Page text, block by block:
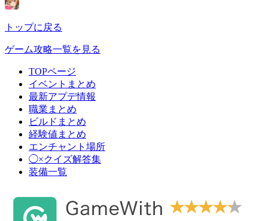
トップに戻る
ゲーム攻略一覧を見る
TOPページ
イベントまとめ
最新アプデ情報
職業まとめ
ビルドまとめ
経験値まとめ
エンチャント場所
◯×クイズ解答集
装備一覧